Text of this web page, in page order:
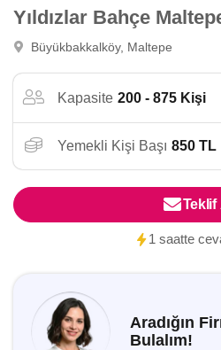
Yıldızlar Bahçe
Büyükbakkalköy, Maltepe
Kapasite 200 - 875 Kişi
Yemekli Kişi Başı 850 TL
Teklif
1 saatte
Aradığın
Bulalım!